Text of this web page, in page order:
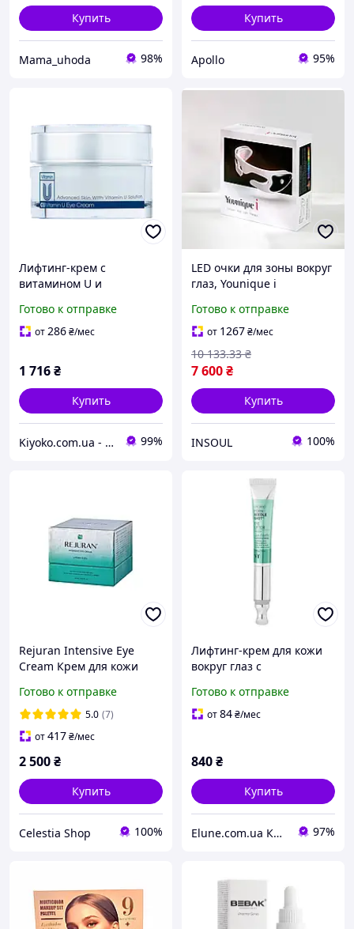
Купить
Mama_uhoda 98%
Купить
Apollo 95%
Лифтинг-крем с
витамином U и
вокруг глаз CU SKIN
Vitamin Eye Cream 16мл
Готово к отправке
от286₴/мес
1 716₴
Купить
Kiyoko.com.ua - магазин товаров из Японии и Южной Кореи. 99%
LED очки для зоны вокруг
глаз, Younique i
Готово к отправке
от 1267₴/мес
7 600₴
10 133.33 ₴
Купить
INSOUL 100%
Rejuran Intensive Eye
Cream Крем для кожи
Готово к отправке
5.0 (7)
от417₴/мес
2 500₴
Купить
Celestia Shop 100%
Лифтинг-крем для кожи
вокруг глаз с
мл VT Cosmetics PDRN
Reedle Shot Eye Lifter
Готово к отправке
от84₴/мес
840₴
Купить
Elune.com.ua Косметика и Духи 97%